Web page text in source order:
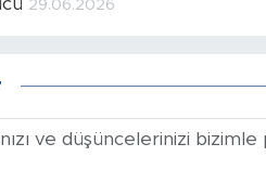
29.06.2026